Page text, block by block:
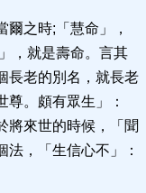
爾之時;「慧命」，
，就是壽命。言其
長老的別名，就長老
。頗有眾生」：
將來世的時候，「聞
，「生信心不」：